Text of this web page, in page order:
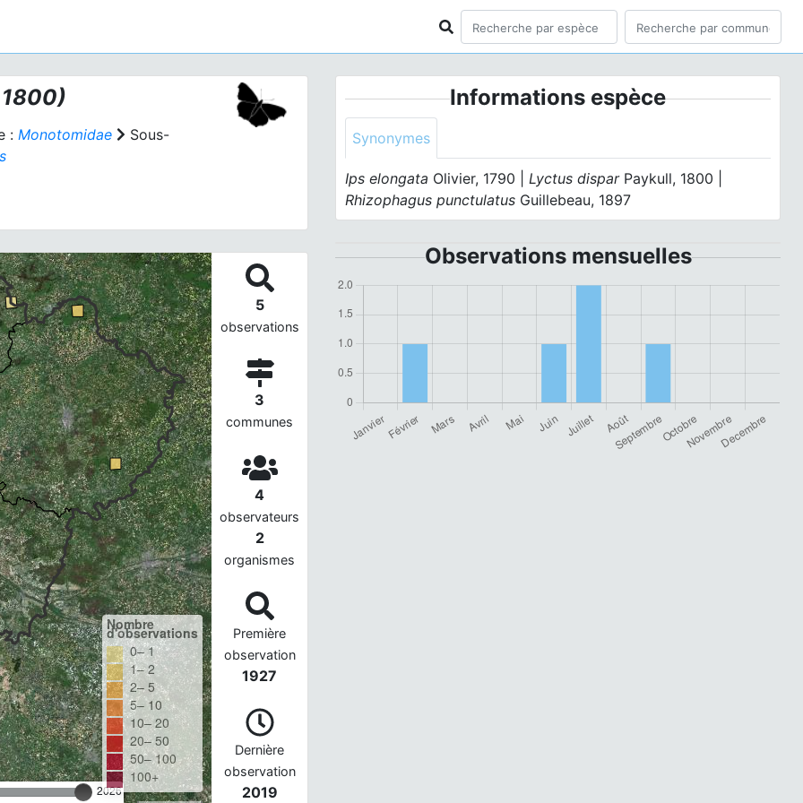
: Monotomidae
Sous-
2026
Nombre
d'observations
0– 1
1– 2
2– 5
5– 10
10– 20
20– 50
50– 100
100+
5
observations
3
communes
4
observateurs
2
organismes
Première
observation
1927
Dernière
observation
2019
Informations espèce
Synonymes
Ips elongata Olivier, 1790 |Lyctus disparPaykull, 1800 |
Rhizophagus punctulatus Guillebeau, 1897
Observations mensuelles